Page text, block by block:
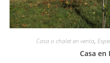
Casa o chalet en venta,
Casa en